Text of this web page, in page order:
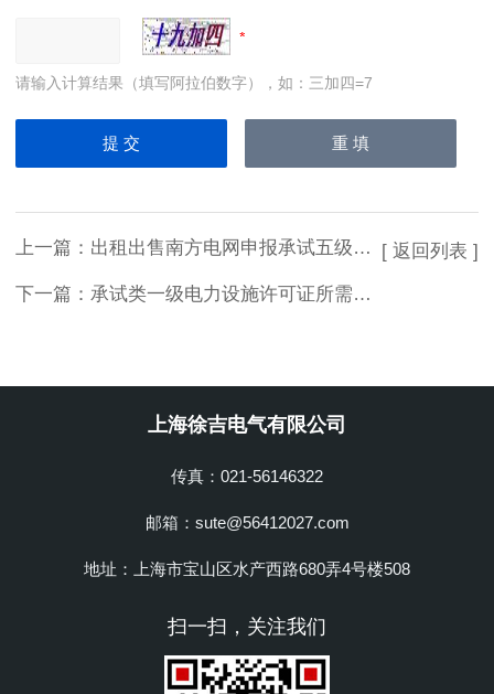
请输入计算结果（填写阿拉伯数字），如：三加四=7
上一篇： 出租出售南方电网申报承试五级资质所需设备
下一篇： 承试类一级电力设施许可证所需施工机具设备
[ 返回列表 ]
上海徐吉电气有限公司
传真：021-56146322
邮箱：sute@56412027.com
地址：上海市宝山区水产西路680弄4号楼508
扫一扫，关注我们